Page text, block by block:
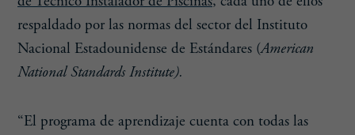
respaldado por las normas del sector del Instituto
Nacional Estadounidense de Estándares (American
National Standards Institute).
“El programa de aprendizaje cuenta con todas las